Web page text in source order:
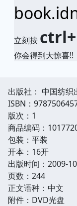
立刻按
你会得到大惊喜!!
出版社： 中国纺织
ISBN：
版次：1
商品编码：
包装：平装
开本：16开
出版时间：2009-
页数：244
正文语种：中文
附件：DVD光盘